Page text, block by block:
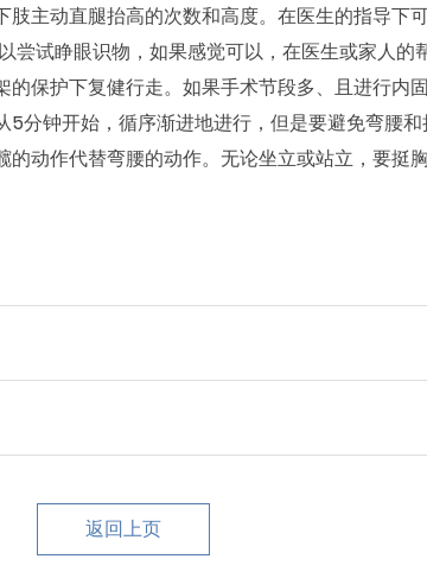
主动直腿抬高的次数和高度。在医生的指导下
尝试睁眼识物，如果感觉可以，在医生或家人的
保护下复健行走。如果手术节段多、且进行内
分钟开始，循序渐进地进行，但是要避免弯腰
动作代替弯腰的动作。无论坐立或站立，要挺
返回上页